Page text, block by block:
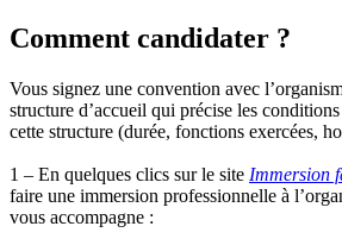
Comment candidater ?
Vous signez une convention avec
structure d’accueil qui précise les
cette structure (durée, fonctions exercées,
1 – En quelques clics sur le site Immersion
faire une immersion professionnelle à
vous accompagne :